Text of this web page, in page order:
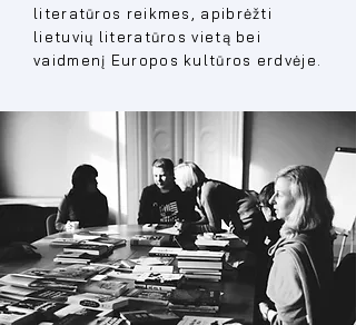
literatūros reikmes, apibrėžti
lietuvių literatūros vietą bei
vaidmenį Europos kultūros erdvėje.